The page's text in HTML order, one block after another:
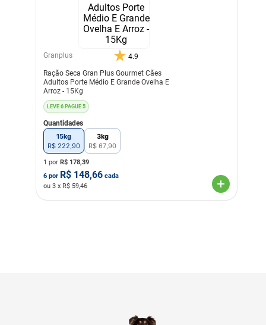
Granplus 4.9
Ração Seca Gran Plus Gourmet Cães
Adultos Porte Médio E Grande Ovelha E
Arroz - 15Kg
LEVE 6 PAGUE 5
Quantidades
15kg
R$ 222,90
3kg
R$ 67,90
1 por R$ 178,39
6 por R$ 148,66 cada
ou 3 x R$ 59,46